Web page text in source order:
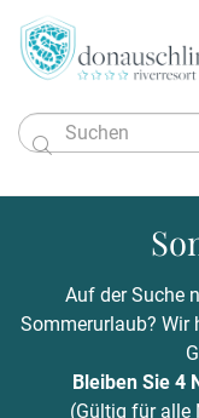
Winterurlaub
Geschichte
Team
Zimmer & Angebote
Zimmerpreise
Donau.EVENTS
Urlaub mit der
Urlaub mit Freunden
Sportlich & Aktiv
Aktivprogramm
Radfahren
Donau-Radfähre
Bike Station
Badeerlebnis
Wellness-Paradies
Beauty & Kosmetik
Wickel & Packungen
Business &
Seminare &
Firmenfeiern
Kontakt
Zimmerpreise

Auf der Suche
Sommerurlaub? Wir
Bleiben Sie 4
(Gültig für alle